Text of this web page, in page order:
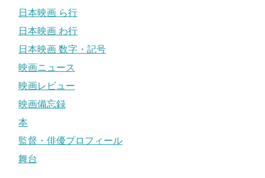
日本映画 ら行
日本映画 わ行
日本映画 数字・記号
映画ニュース
映画レビュー
映画備忘録
本
監督・俳優プロフィール
舞台